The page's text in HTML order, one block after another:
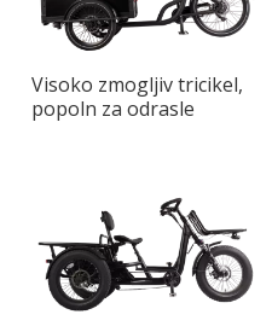
Visoko zmogljiv tricikel,
popoln za odrasle